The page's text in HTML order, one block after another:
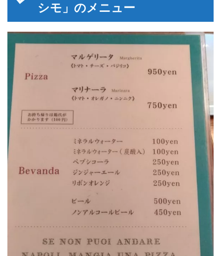
シモ」のメニュー